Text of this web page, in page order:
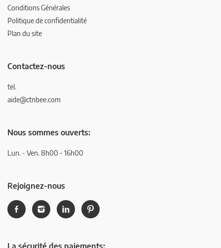
Conditions Générales
Politique de confidentialité
Plan du site
Contactez-nous
tel.
aide@ctnbee.com
Nous sommes ouverts:
Lun. - Ven. 8h00 - 16h00
Rejoignez-nous